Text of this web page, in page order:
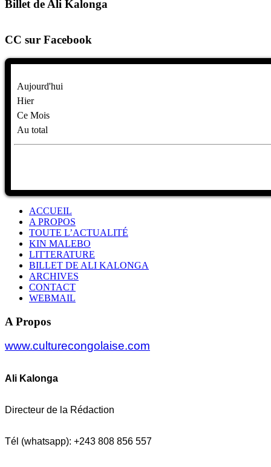
Billet de Ali Kalonga
CC sur Facebook
Aujourd'hui
Hier
Ce Mois
Au total
ACCUEIL
A PROPOS
TOUTE L’ACTUALITÉ
KIN MALEBO
LITTERATURE
BILLET DE ALI KALONGA
ARCHIVES
CONTACT
WEBMAIL
A Propos
www.culturecongolaise.com
Ali Kalonga
Directeur de la Rédaction
Tél (whatsapp): +243 808 856 557